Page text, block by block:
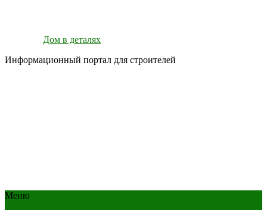
Дом в деталях
Информационный портал для строителей
Меню